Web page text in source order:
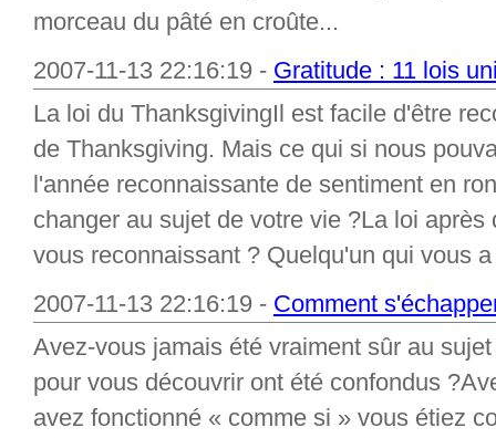
morceau du pâté en croûte...
2007-11-13 22:16:19 - Gratitude : 11 lois
La loi du ThanksgivingIl est facile d'être
de Thanksgiving. Mais ce qui si nous
l'année reconnaissante de sentiment en
changer au sujet de votre vie ?La loi
vous reconnaissant ? Quelqu'un qui vous
2007-11-13 22:16:19 - Comment
Avez-vous jamais été vraiment sûr au
pour vous découvrir ont été confondus
avez fonctionné « comme si » vous étiez